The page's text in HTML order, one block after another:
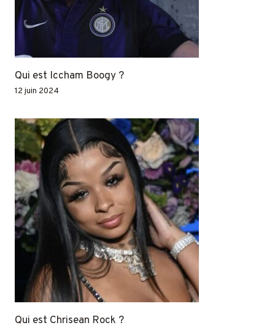
Qui est Iccham Boogy ?
12 juin 2024
Qui est Chrisean Rock ?